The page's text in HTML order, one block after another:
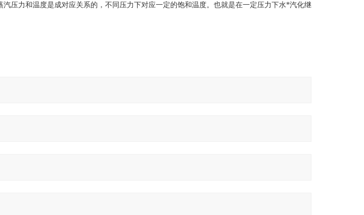
压力和温度是成对应关系的，不同压力下对应一定的饱和温度。也就是在一定压力下水*汽化继